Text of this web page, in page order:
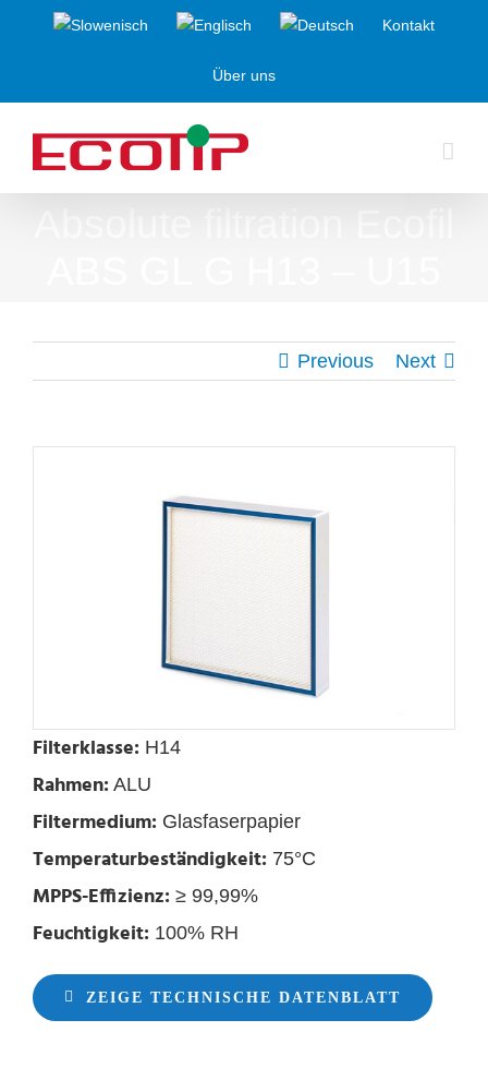
Kontakt
Über uns
Previous Next
Filterklasse: H14
Rahmen: ALU
Filtermedium: Glasfaserpapier
Temperaturbeständigkeit: 75°C
MPPS-Effizienz: ≥ 99,99%
Feuchtigkeit: 100% RH
ZEIGE TECHNISCHE DATENBLATT